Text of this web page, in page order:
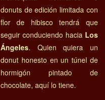
donuts de edición limitada con
flor de hibisco tendrá que
seguir conduciendo hacia Los
Ángeles. Quien quiera un
donut honesto en un túnel de
hormigón pintado de
chocolate, aquí lo tiene.